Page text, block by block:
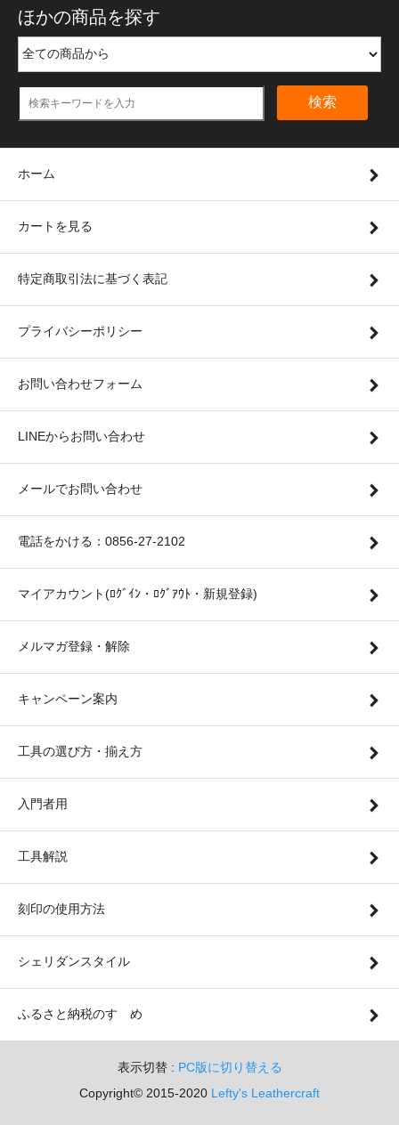
ほかの商品を探す
検索
ホーム
カートを見る
特定商取引法に基づく表記
プライバシーポリシー
お問い合わせフォーム
LINEからお問い合わせ
メールでお問い合わせ
電話をかける：0856-27-2102
マイアカウント(ﾛｸﾞｲﾝ・ﾛｸﾞｱｳﾄ・新規登録)
メルマガ登録・解除
キャンペーン案内
工具の選び方・揃え方
入門者用
工具解説
刻印の使用方法
シェリダンスタイル
ふるさと納税のすゝめ
表示切替 : PC版に切り替える
Copyright© 2015-2020 Lefty's Leathercraft